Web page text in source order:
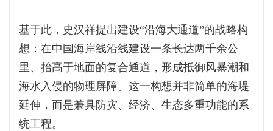
基于此，史汉祥提出建设“沿海大通道”的战略构
想：在中国海岸线沿线建设一条长达两千余公
里、抬高于地面的复合通道，形成抵御风暴潮和
海水入侵的物理屏障。这一构想并非简单的海堤
延伸，而是兼具防灾、经济、生态多重功能的系
统工程。